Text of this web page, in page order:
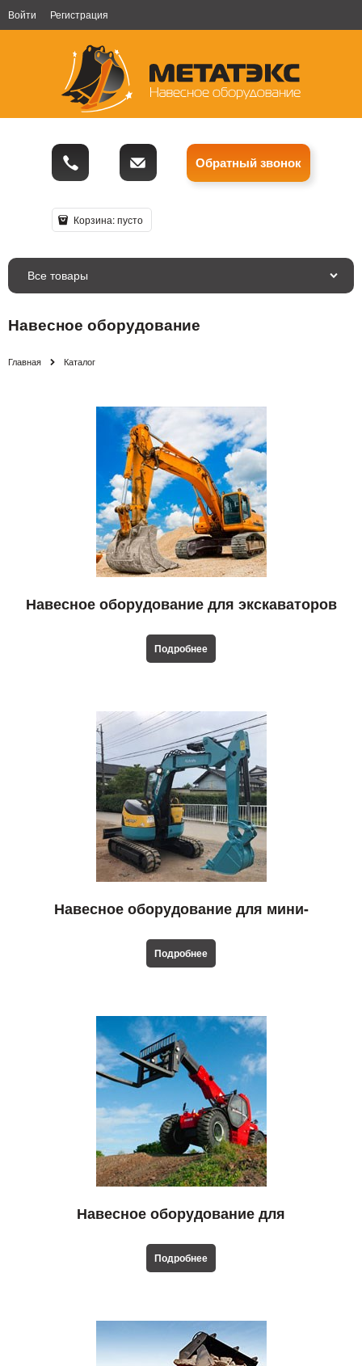
Войти Регистрация
Обратный звонок
Корзина:пусто
Все товары
Навесное оборудование
Главная Каталог
Навесное оборудование для экскаваторов
Подробнее
Навесное оборудование для мини-
Подробнее
Навесное оборудование для
Подробнее